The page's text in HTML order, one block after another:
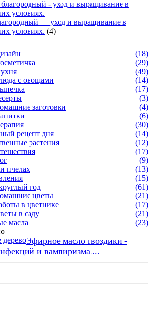
— уход и выращивание в
условиях. (4)
(18)
(29)
(49)
с овощами
(14)
(17)
(3)
заготовки
(4)
(6)
(30)
рецепт дня
(14)
растения
(12)
(17)
(9)
пчелах
(13)
(15)
год
(61)
цветы
(21)
в цветнике
(17)
в саду
(21)
масла
(23)
Эфирное масло гвоздики -
и вампиризма....